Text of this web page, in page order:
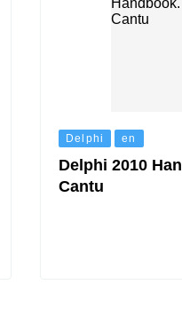
Delphi en
Delphi 2010
Cantu